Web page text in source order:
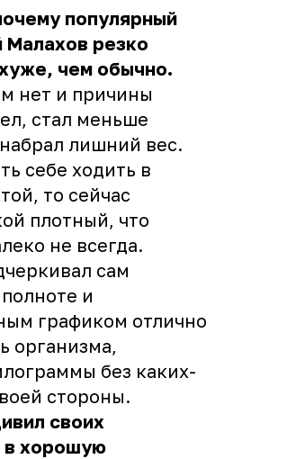
популярный
резко
чем обычно.
нет и причины
стал меньше
лишний вес.
себе ходить в
то сейчас
плотный, что
не всегда.
сам
и
графиком отлично
организма,
без каких-
стороны.
своих
в хорошую